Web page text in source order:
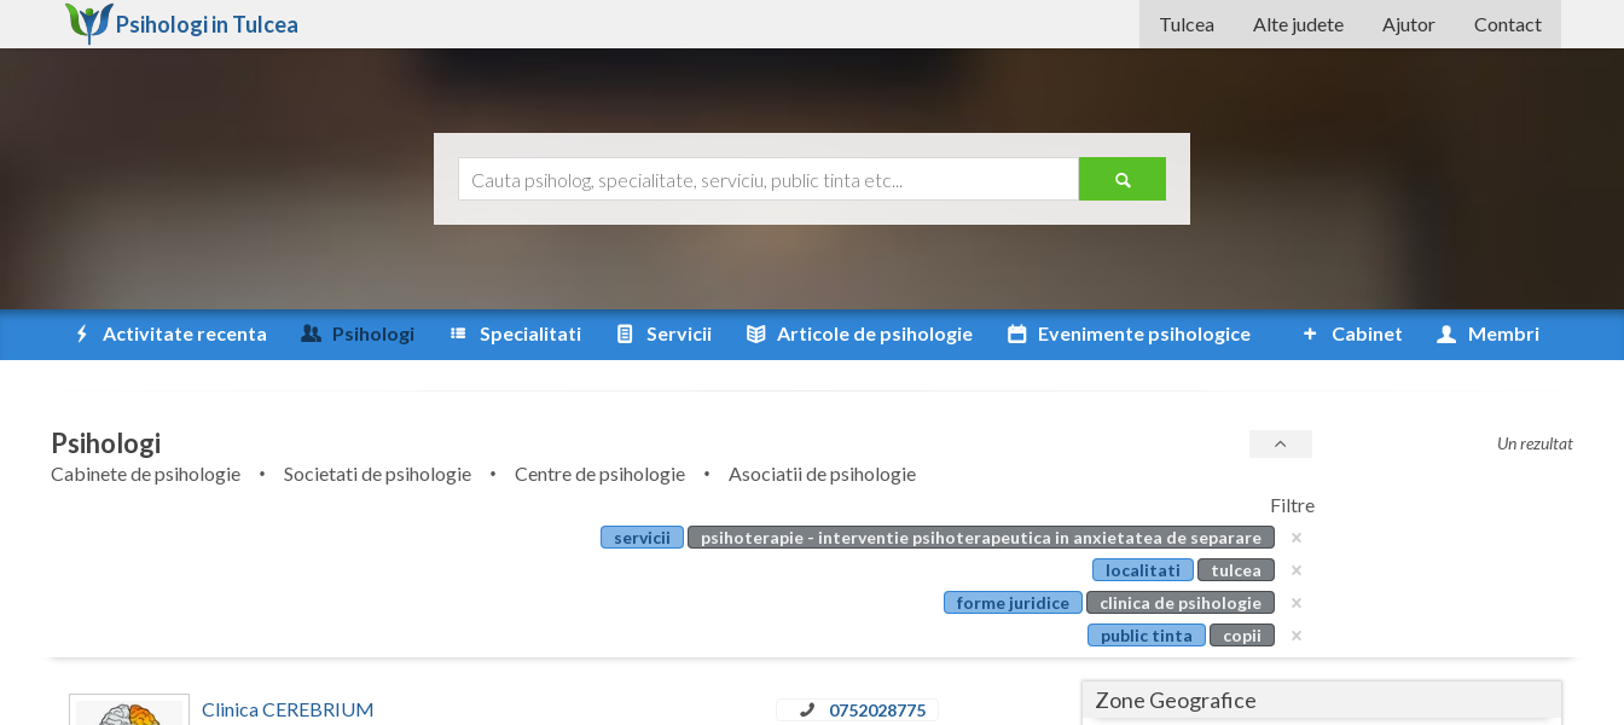
Psihologi in Tulcea Tulcea Alte judete
Bistrita-Nasaud
Botosani
Bucuresti
Buzau
Calarasi
Caras-Severin
Ajutor Contact
Activitate recenta Psihologi Specialitati Servicii Articole de psihologie Evenimente psihologice Cabinet Membri
Psihologi
Cabinete de psihologie Societati de psihologie Centre de psihologie
Asociatii de psihologie
Filtre
servicii
psihoterapie - interventie psihoterapeutica in anxietatea de separare
localitati
tulcea
forme juridice
clinica de psihologie
public tinta
copii
Un rezultat
Clinica CEREBRIUM
0752028775
Zone Geografice